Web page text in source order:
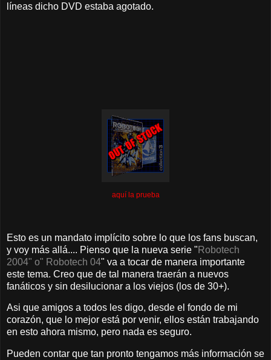
líneas dicho DVD estaba agotado.
aquí la prueba
Esto es un mandato implícito sobre lo que los fans buscan,
y voy más allá.... Pienso que la nueva serie " Robotech
2004" o" Robotech 04" va a tocar de manera importante
este tema. Creo que de tal manera traerán a nuevos
fanáticos y sin desilucionar a los viejos (los de 30+).
Asi que amigos a todos les digo, desde el fondo de mi
corazón, que lo mejor está por venir, ellos están trabajando
en esto ahora mismo, pero nada es seguro.
Pueden contar que tan pronto tengamos más información se